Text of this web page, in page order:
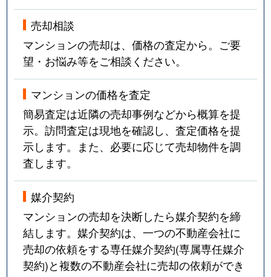
売却相談
マンションの売却は、価格の査定から。ご要
望・お悩み等をご相談ください。
マンションの価格を査定
簡易査定は近隣の売却事例などから概算を提
示。訪問査定は現地を確認し、査定価格を提
示します。また、必要に応じて売却物件を調
査します。
媒介契約
マンションの売却を決断したら媒介契約を締
結します。媒介契約は、一つの不動産会社に
売却の依頼をする専任媒介契約(専属専任媒介
契約)と複数の不動産会社に売却の依頼ができ